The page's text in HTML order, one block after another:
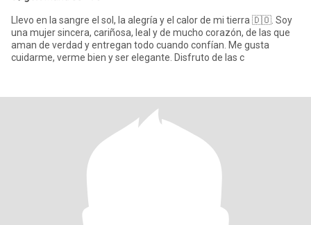
Llevo en la sangre el sol, la alegría y el calor de mi tierra 🇩🇴. Soy
una mujer sincera, cariñosa, leal y de mucho corazón, de las que
aman de verdad y entregan todo cuando confían. Me gusta
cuidarme, verme bien y ser elegante. Disfruto de las c